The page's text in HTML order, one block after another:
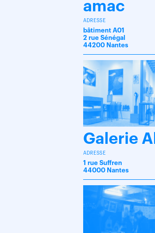
amac
ADRESSE
bâtiment A01
2 rue Sénégal
44200 Nantes
Galerie
ADRESSE
1 rue Suffren
44000 Nantes